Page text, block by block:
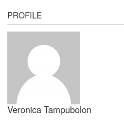
PROFILE
Veronica Tampubolon